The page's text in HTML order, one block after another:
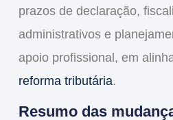
prazos de declaração,
administrativos e
apoio profissional, em
reforma tributária.
Resumo das